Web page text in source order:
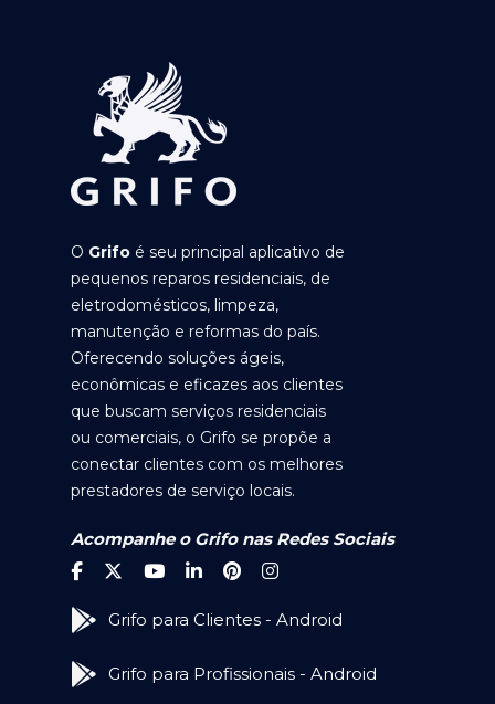
O Grifo é seu principal aplicativo de
pequenos reparos residenciais, de
eletrodomésticos, limpeza,
manutenção e reformas do país.
Oferecendo soluções ágeis,
econômicas e eficazes aos clientes
que buscam serviços residenciais
ou comerciais, o Grifo se propõe a
conectar clientes com os melhores
prestadores de serviço locais.
Acompanhe o Grifo nas Redes Sociais
Grifo para Clientes - Android
Grifo para Profissionais - Android